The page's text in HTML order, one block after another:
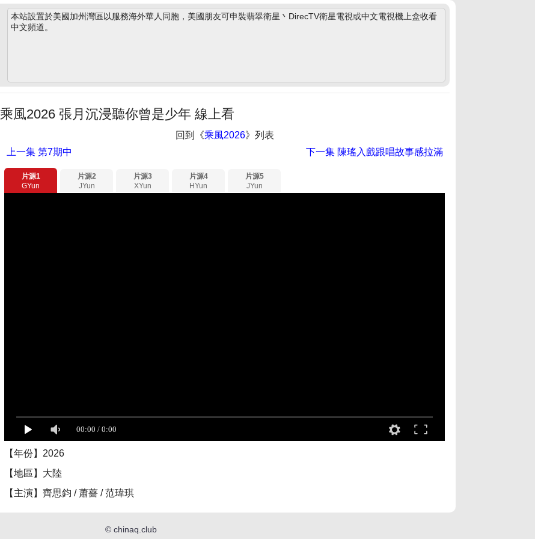
本站設置於美國加州灣區以服務海外華人同胞，美國朋友可申裝翡翠衛星丶DirecTV衛星電視或中文電視機上盒收看
中文頻道。
乘風2026 張月沉浸聽你曾是少年 線上看
回到《乘風2026》列表
上一集 第7期中 下一集陳瑤入戲跟唱故事感拉滿
片源1
GYun
片源2
JYun
片源3
XYun
片源4
HYun
片源5
JYun
【年份】2026
【地區】大陸
【主演】齊思鈞 / 蕭薔 / 范瑋琪
© chinaq.club